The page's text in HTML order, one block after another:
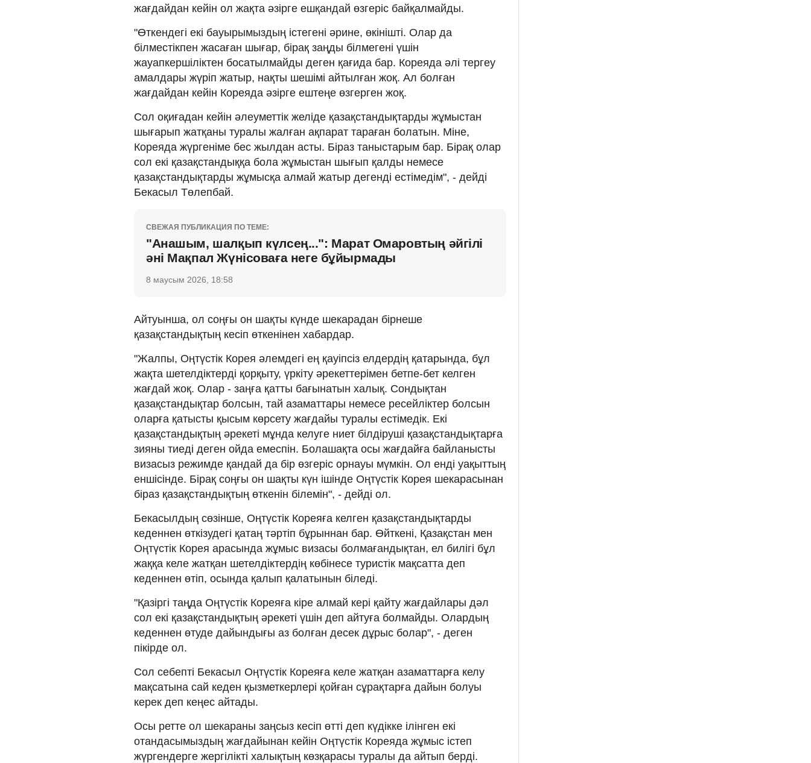
жағдайдан кейін ол жақта әзірге ешқандай өзгеріс байқалмайды.
"Өткендегі екі бауырымыздың істегені әрине, өкінішті. Олар да
білместікпен жасаған шығар, бірақ заңды білмегені үшін
жауапкершіліктен босатылмайды деген қағида бар. Кореяда әлі тергеу
амалдары жүріп жатыр, нақты шешімі айтылған жоқ. Ал болған
жағдайдан кейін Кореяда әзірге ештеңе өзгерген жоқ.
Сол оқиғадан кейін әлеуметтік желіде қазақстандықтарды жұмыстан
шығарып жатқаны туралы жалған ақпарат тараған болатын. Міне,
Кореяда жүргеніме бес жылдан асты. Біраз таныстарым бар. Бірақ олар
сол екі қазақстандыққа бола жұмыстан шығып қалды немесе
қазақстандықтарды жұмысқа алмай жатыр дегенді естімедім", - дейді
Бекасыл Төлепбай.
СВЕЖАЯ ПУБЛИКАЦИЯ ПО ТЕМЕ:
"Анашым, шалқып күлсең...": Марат Омаровтың әйгілі
әні Мақпал Жүнісоваға неге бұйырмады
8 маусым 2026, 18:58
Айтуынша, ол соңғы он шақты күнде шекарадан бірнеше
қазақстандықтың кесіп өткенінен хабардар.
"Жалпы, Оңтүстік Корея әлемдегі ең қауіпсіз елдердің қатарында, бұл
жақта шетелдіктерді қорқыту, үркіту әрекеттерімен бетпе-бет келген
жағдай жоқ. Олар - заңға қатты бағынатын халық. Сондықтан
қазақстандықтар болсын, тай азаматтары немесе ресейліктер болсын
оларға қатысты қысым көрсету жағдайы туралы естімедік. Екі
қазақстандықтың әрекеті мұнда келуге ниет білдіруші қазақстандықтарға
зияны тиеді деген ойда емеспін. Болашақта осы жағдайға байланысты
визасыз режимде қандай да бір өзгеріс орнауы мүмкін. Ол енді уақыттың
еншісінде. Бірақ соңғы он шақты күн ішінде Оңтүстік Корея шекарасынан
біраз қазақстандықтың өткенін білемін", - дейді ол.
Бекасылдың сөзінше, Оңтүстік Кореяға келген қазақстандықтарды
кеденнен өткізудегі қатаң тәртіп бұрыннан бар. Өйткені, Қазақстан мен
Оңтүстік Корея арасында жұмыс визасы болмағандықтан, ел билігі бұл
жаққа келе жатқан шетелдіктердің көбінесе туристік мақсатта деп
кеденнен өтіп, осында қалып қалатынын біледі.
"Қазіргі таңда Оңтүстік Кореяға кіре алмай кері қайту жағдайлары дәл
сол екі қазақстандықтың әрекеті үшін деп айтуға болмайды. Олардың
кеденнен өтуде дайындығы аз болған десек дұрыс болар", - деген
пікірде ол.
Сол себепті Бекасыл Оңтүстік Кореяға келе жатқан азаматтарға келу
мақсатына сай кеден қызметкерлері қойған сұрақтарға дайын болуы
керек деп кеңес айтады.
Осы ретте ол шекараны заңсыз кесіп өтті деп күдікке ілінген екі
отандасымыздың жағдайынан кейін Оңтүстік Кореяда жұмыс істеп
жүргендерге жергілікті халықтың көзқарасы туралы да айтып берді.